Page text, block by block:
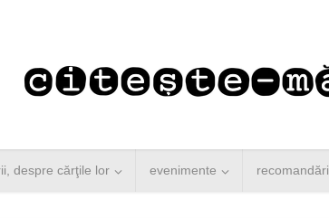
despre cărţile lor evenimente recomandări